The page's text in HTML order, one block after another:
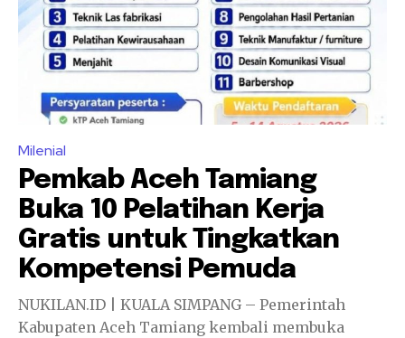
Milenial
Pemkab Aceh Tamiang
Buka 10 Pelatihan Kerja
Gratis untuk Tingkatkan
Kompetensi Pemuda
NUKILAN.ID | KUALA SIMPANG – Pemerintah
Kabupaten Aceh Tamiang kembali membuka